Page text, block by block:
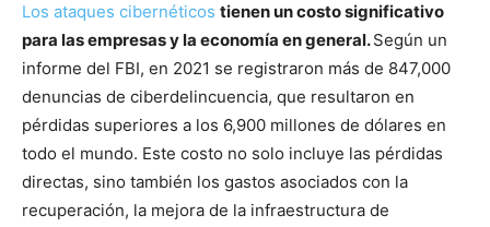
Los ataques cibernéticos tienen un costo significativo
para las empresas y la economía en general.Según un
informe del FBI, en 2021 se registraron más de 847,000
denuncias de ciberdelincuencia, que resultaron en
pérdidas superiores a los 6,900 millones de dólares en
todo el mundo. Este costo no solo incluye las pérdidas
directas, sino también los gastos asociados con la
recuperación, la mejora de la infraestructura de